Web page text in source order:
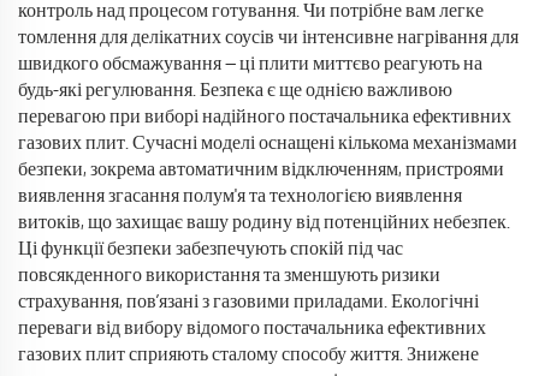
контроль над процесом готування. Чи потрібне вам легке
томлення для делікатних соусів чи інтенсивне нагрівання для
швидкого обсмажування — ці плити миттєво реагують на
будь-які регулювання. Безпека є ще однією важливою
перевагою при виборі надійного постачальника ефективних
газових плит. Сучасні моделі оснащені кількома механізмами
безпеки, зокрема автоматичним відключенням, пристроями
виявлення згасання полум'я та технологією виявлення
витоків, що захищає вашу родину від потенційних небезпек.
Ці функції безпеки забезпечують спокій під час
повсякденного використання та зменшують ризики
страхування, пов’язані з газовими приладами. Екологічні
переваги від вибору відомого постачальника ефективних
газових плит сприяють сталому способу життя. Знижене